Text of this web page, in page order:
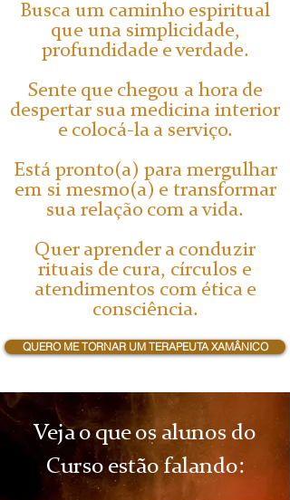
Busca um caminho espiritual
que una simplicidade,
profundidade e verdade.
Sente que chegou a hora de
despertar sua medicina interior
e colocá-la a serviço.
Está pronto(a) para mergulhar
em si mesmo(a) e transformar
sua relação com a vida.
Quer aprender a conduzir
rituais de cura, círculos e
atendimentos com ética e
consciência.
QUERO ME TORNAR UM TERAPEUTA XAMÂNICO
Veja o que os alunos do
Curso estão falando: